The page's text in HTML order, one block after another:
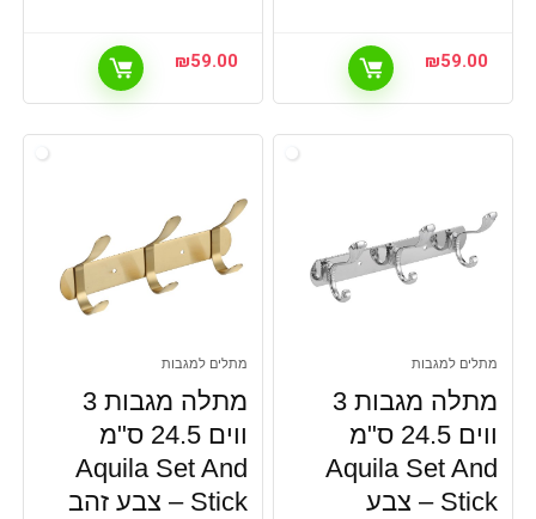
₪59.00
₪59.00
מתלים למגבות
מתלה מגבות 3
ווים 24.5 ס"מ
Aquila Set And
Stick – צבע
מתלים למגבות
מתלה מגבות 3
ווים 24.5 ס"מ
Aquila Set And
Stick – צבע זהב